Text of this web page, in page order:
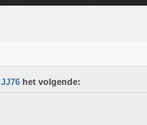
JJ76 het volgende: